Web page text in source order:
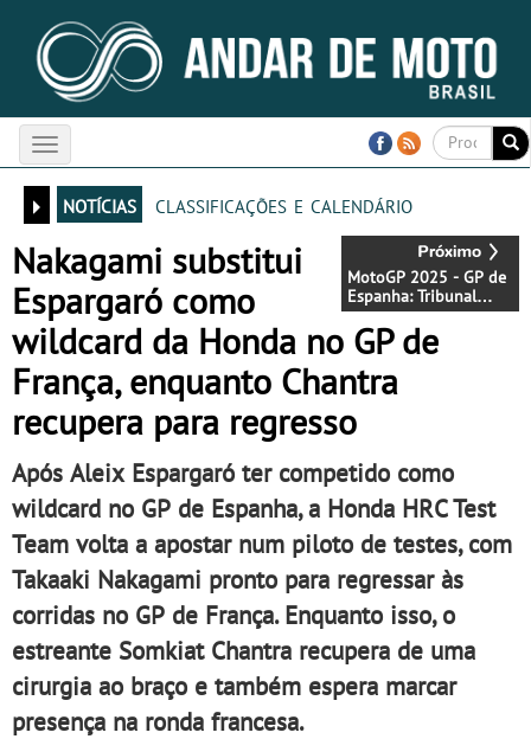
Toggle
navigation
notícias classificações e calendário
MotoGP 2025 - GP de
Espanha: Tribunal
andaluz “aprova” Alex
Marquez
Nakagami substitui
Espargaró como
wildcard da Honda no GP de
França, enquanto Chantra
recupera para regresso
Após Aleix Espargaró ter competido como
wildcard no GP de Espanha, a Honda HRC Test
Team volta a apostar num piloto de testes, com
Takaaki Nakagami pronto para regressar às
corridas no GP de França. Enquanto isso, o
estreante Somkiat Chantra recupera de uma
cirurgia ao braço e também espera marcar
presença na ronda francesa.